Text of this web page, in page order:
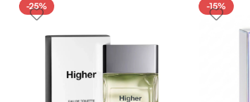
-25% -15%